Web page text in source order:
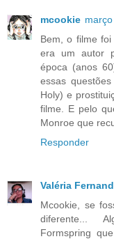
mcookie
Bem, o filme
era um autor
época (anos
essas
Holy) e
filme. E pelo
Monroe que
Responder
Valéria
Mcookie, se
diferente...
Formspring